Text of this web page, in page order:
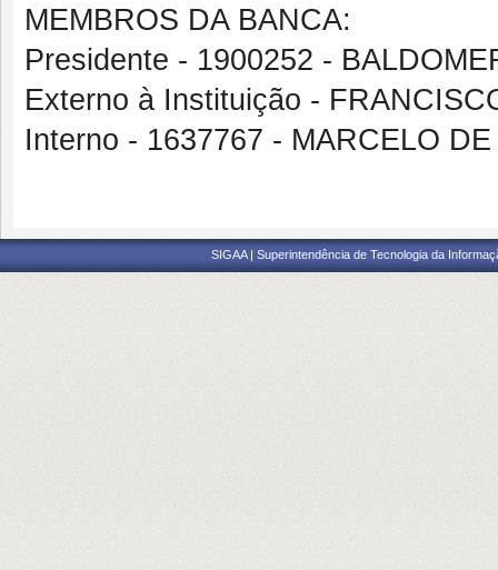
MEMBROS DA BANCA:
Presidente - 1900252 -
Externo à Instituição -
Interno - 1637767 - MARCELO
SIGAA | Superintendência de Tecnologia da